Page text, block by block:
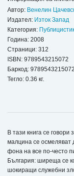
Автор: Венелин
Издател: Изток Запад
Категория:
Година: 2008
Страници: 312
ISBN: 9789543215072
Баркод: 9789543215072
Тегло: 0.36 кг.
В тази книга се говори
малцина се осмеляват
фона на все по-често
България: ширеща се
шокиращи служебни